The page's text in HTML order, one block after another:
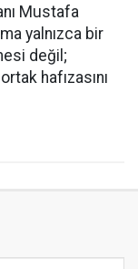
Mustafa
yalnızca bir
değil;
hafızasını